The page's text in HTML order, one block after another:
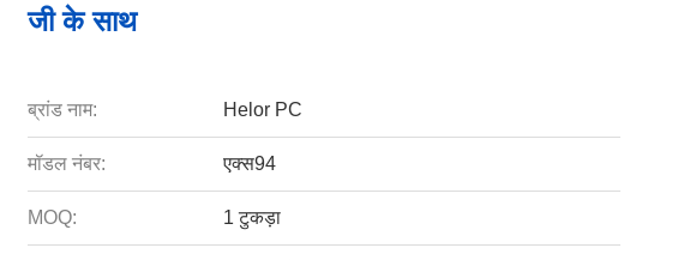
जी के साथ
ब्रांड नाम: Helor PC
मॉडल नंबर: एक्स94
MOQ: 1 टुकड़ा